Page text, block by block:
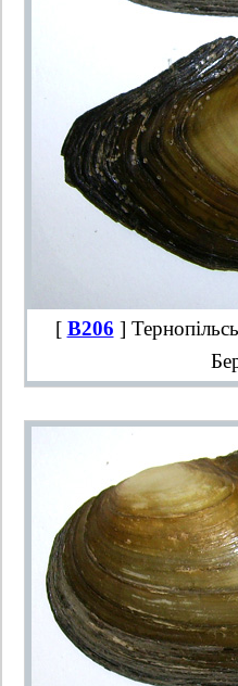
[ B206 ]